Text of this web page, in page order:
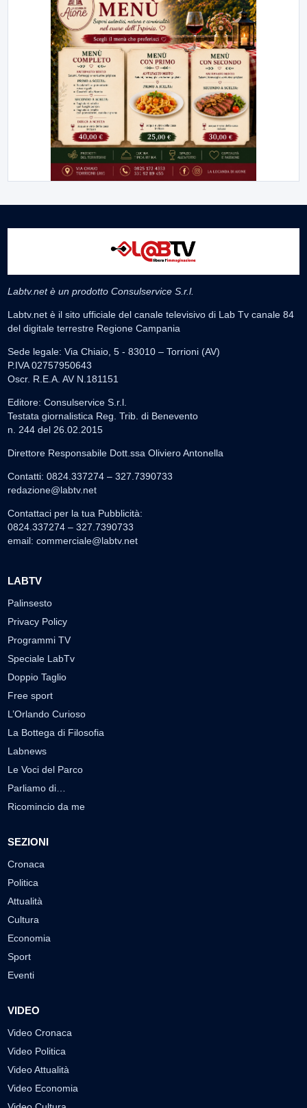
Labtv.net è un prodotto Consulservice S.r.l.
Labtv.net è il sito ufficiale del canale televisivo di Lab Tv canale 84
del digitale terrestre Regione Campania
Sede legale: Via Chiaio, 5 - 83010 – Torrioni (AV)
P.IVA 02757950643
Oscr. R.E.A. AV N.181151
Editore: Consulservice S.r.l.
Testata giornalistica Reg. Trib. di Benevento
n. 244 del 26.02.2015
Direttore Responsabile Dott.ssa Oliviero Antonella
Contatti: 0824.337274 – 327.7390733
redazione@labtv.net
Contattaci per la tua Pubblicità:
0824.337274 – 327.7390733
email: commerciale@labtv.net
LABTV
Palinsesto
Privacy Policy
Programmi TV
Speciale LabTv
Doppio Taglio
Free sport
L’Orlando Curioso
La Bottega di Filosofia
Labnews
Le Voci del Parco
Parliamo di…
Ricomincio da me
SEZIONI
Cronaca
Politica
Attualità
Cultura
Economia
Sport
Eventi
VIDEO
Video Cronaca
Video Politica
Video Attualità
Video Economia